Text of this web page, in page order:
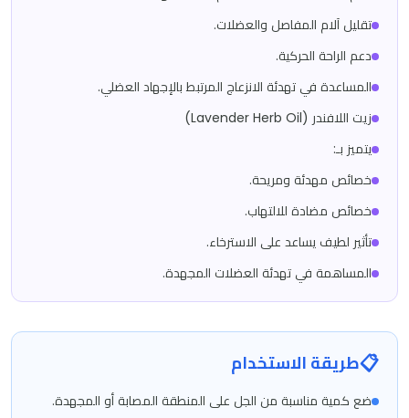
تقليل آلام المفاصل والعضلات.
دعم الراحة الحركية.
المساعدة في تهدئة الانزعاج المرتبط بالإجهاد العضلي.
زيت اللافندر (Lavender Herb Oil)
يتميز بـ:
خصائص مهدئة ومريحة.
خصائص مضادة للالتهاب.
تأثير لطيف يساعد على الاسترخاء.
المساهمة في تهدئة العضلات المجهدة.
📋طريقة الاستخدام
ضع كمية مناسبة من الجل على المنطقة المصابة أو المجهدة.